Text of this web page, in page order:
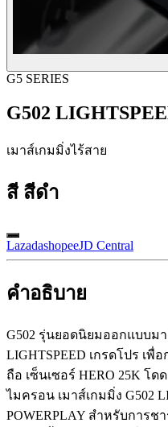
G5 SERIES
G502
เมาส์เกมมิ่งไร้สาย
สี สีดำ
LazadashopeeJD Central
คำอธิบาย
G502 รุ่นยอดนิยมออกแบบม
LIGHTSPEED เกรดโปร เพื่
ถือ เซ็นเซอร์ HERO 25K โ
ไมครอน เมาส์เกมมิ่ง G502
POWERPLAY สำหรับการ